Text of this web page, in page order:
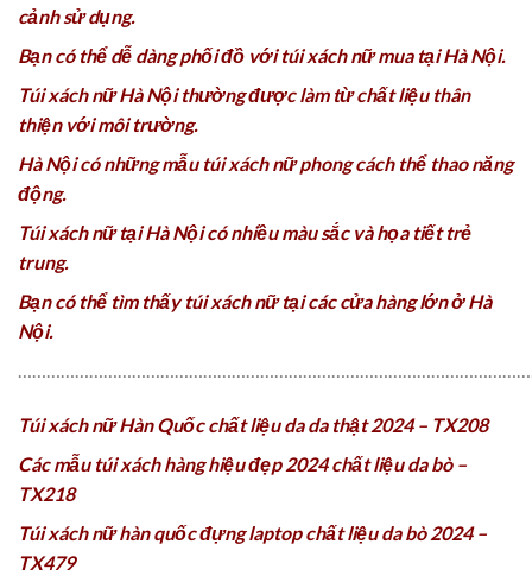
cảnh sử dụng.
Bạn có thể dễ dàng phối đồ với túi xách nữ mua tại Hà Nội.
Túi xách nữ Hà Nội thường được làm từ chất liệu thân
thiện với môi trường.
Hà Nội có những mẫu túi xách nữ phong cách thể thao năng
động.
Túi xách nữ tại Hà Nội có nhiều màu sắc và họa tiết trẻ
trung.
Bạn có thể tìm thấy túi xách nữ tại các cửa hàng lớn ở Hà
Nội.
Túi xách nữ Hàn Quốc chất liệu da da thật 2024 – TX208
Các mẫu túi xách hàng hiệu đẹp 2024 chất liệu da bò –
TX218
Túi xách nữ hàn quốc đựng laptop chất liệu da bò 2024 –
TX479